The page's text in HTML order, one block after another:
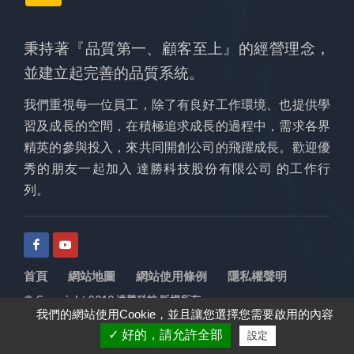
秉持著『品質第一、顧客至上』的經營理念，
並建立起完善的品質系統。
我們重視每一位員工，除了有良好工作環境、也提供學
習及成長的空間，在積極追求成長的過程中，需求各界
精英的參與投入，來共同開創公司的飛躍成長。歡迎優
秀的朋友一起加入 達勝科技股份有限公司 的工作行
列。
首頁 網站地圖 網站使用條例 隱私權聲明
© Copyright 2019 達勝科技 版權所有
我們的網站使用Cookie，並且讓您選擇您需要啟用的內容
✓ 好的，請允許全部
設定